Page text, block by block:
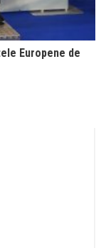
Europene de